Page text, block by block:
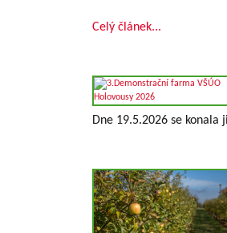
Celý článek...
Dne 19.5.2026 se